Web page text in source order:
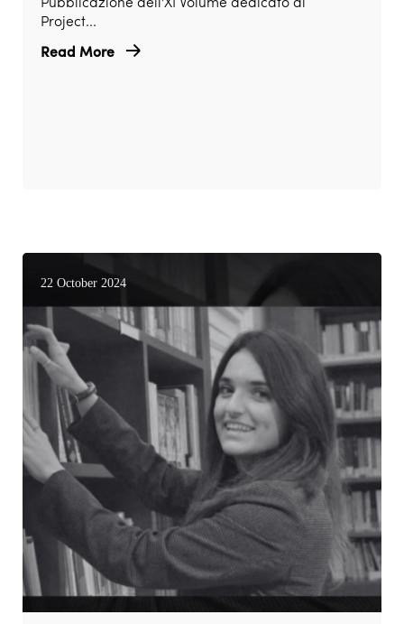
Pubblicazione dell'XI Volume dedicato ai
Project...
Read More
22 October 2024